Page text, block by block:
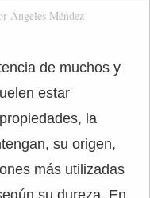
Ángeles Méndez
de muchos y
estar
la
su origen,
más utilizadas
su dureza. En